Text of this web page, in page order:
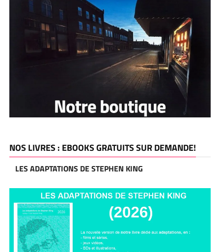
NOS LIVRES : EBOOKS GRATUITS SUR DEMANDE!
LES ADAPTATIONS DE STEPHEN KING